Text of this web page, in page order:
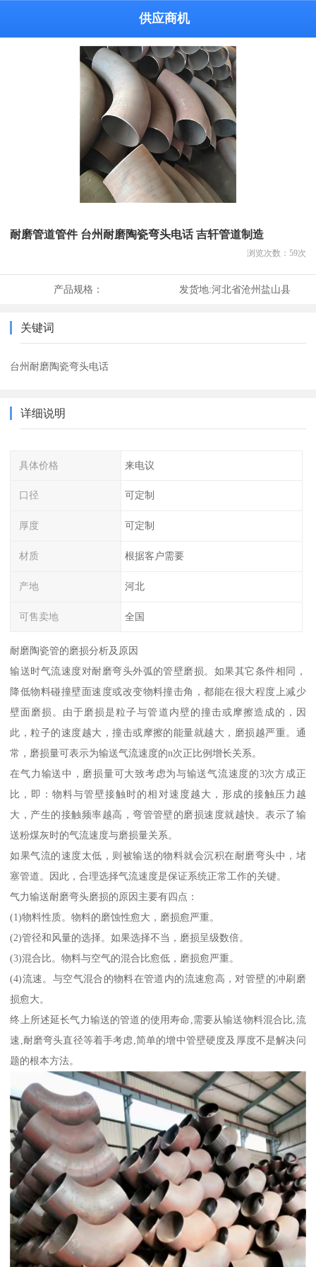
供应商机
耐磨管道管件 台州耐磨陶瓷弯头电话 吉轩管道制造
浏览次数： 59次
产品规格： 发货地:河北省沧州盐山县
关键词
台州耐磨陶瓷弯头电话
详细说明
具体价格 来电议
口径 可定制
厚度 可定制
材质 根据客户需要
产地 河北
可售卖地 全国
耐磨陶瓷管的磨损分析及原因
输送时气流速度对耐磨弯头外弧的管壁磨损。如果其它条件相同，
降低物料碰撞壁面速度或改变物料撞击角，都能在很大程度上减少
壁面磨损。由于磨损是粒子与管道内壁的撞击或摩擦造成的，因
此，粒子的速度越大，撞击或摩擦的能量就越大，磨损越严重。通
常，磨损量可表示为输送气流速度的n次正比例增长关系。
在气力输送中，磨损量可大致考虑为与输送气流速度的3次方成正
比，即：物料与管壁接触时的相对速度越大，形成的接触压力越
大，产生的接触频率越高，弯管管壁的磨损速度就越快。表示了输
送粉煤灰时的气流速度与磨损量关系。
如果气流的速度太低，则被输送的物料就会沉积在耐磨弯头中，堵
塞管道。因此，合理选择气流速度是保证系统正常工作的关键。
气力输送耐磨弯头磨损的原因主要有四点：
(1)物料性质。物料的磨蚀性愈大，磨损愈严重。
(2)管径和风量的选择。如果选择不当，磨损呈级数倍。
(3)混合比。物料与空气的混合比愈低，磨损愈严重。
(4)流速。与空气混合的物料在管道内的流速愈高，对管壁的冲刷磨
损愈大。
终上所述延长气力输送的管道的使用寿命,需要从输送物料混合比,流
速,耐磨弯头直径等着手考虑,简单的增中管壁硬度及厚度不是解决问
题的根本方法。